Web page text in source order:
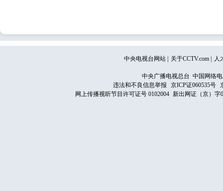
中央电视台网站 关于CCTV.com 人
中央广播电视总台 中国网络
违法和不良信息举报
京ICP证060535号
网上传播视听节目许可证号 0102004 新出网证（京）